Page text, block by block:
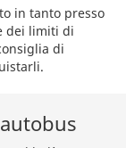
in tanto presso
dei limiti di
di